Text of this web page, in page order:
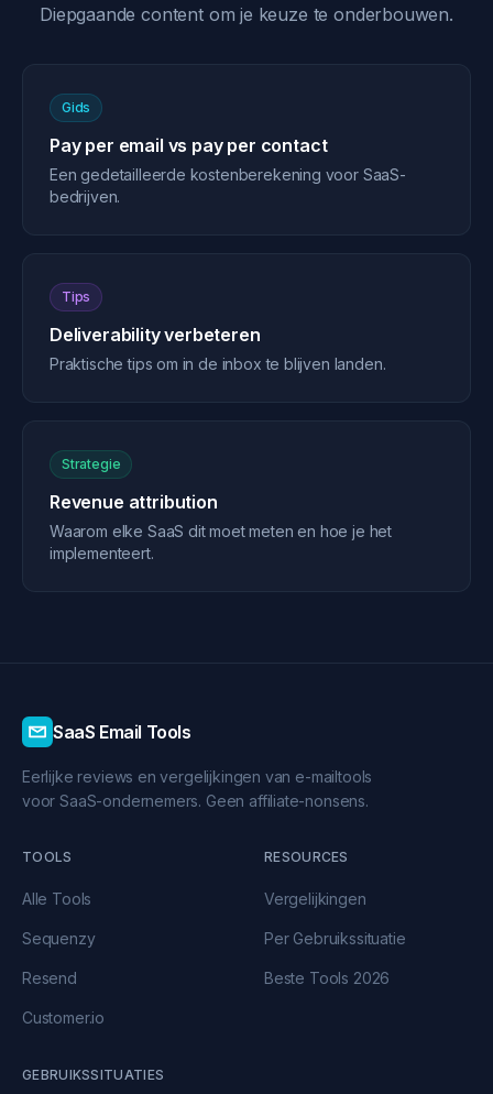
Diepgaande content om je keuze te onderbouwen.
Gids
Pay per email vs pay per contact
Een gedetailleerde kostenberekening voor SaaS-
bedrijven.
Tips
Deliverability verbeteren
Praktische tips om in de inbox te blijven landen.
Strategie
Revenue attribution
Waarom elke SaaS dit moet meten en hoe je het
implementeert.
SaaS Email Tools
Eerlijke reviews en vergelijkingen van e-mailtools
voor SaaS-ondernemers. Geen affiliate-nonsens.
TOOLS
Alle Tools
Sequenzy
Resend
Customer.io
RESOURCES
Vergelijkingen
Per Gebruikssituatie
Beste Tools 2026
GEBRUIKSSITUATIES